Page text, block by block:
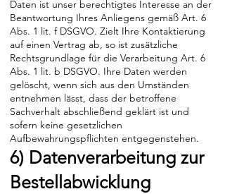
Daten ist unser berechtigtes Interesse an der
Beantwortung Ihres Anliegens gemäß Art. 6
Abs. 1 lit. f DSGVO. Zielt Ihre Kontaktierung
auf einen Vertrag ab, so ist zusätzliche
Rechtsgrundlage für die Verarbeitung Art. 6
Abs. 1 lit. b DSGVO. Ihre Daten werden
gelöscht, wenn sich aus den Umständen
entnehmen lässt, dass der betroffene
Sachverhalt abschließend geklärt ist und
sofern keine gesetzlichen
Aufbewahrungspflichten entgegenstehen.
6) Datenverarbeitung zur
Bestellabwicklung